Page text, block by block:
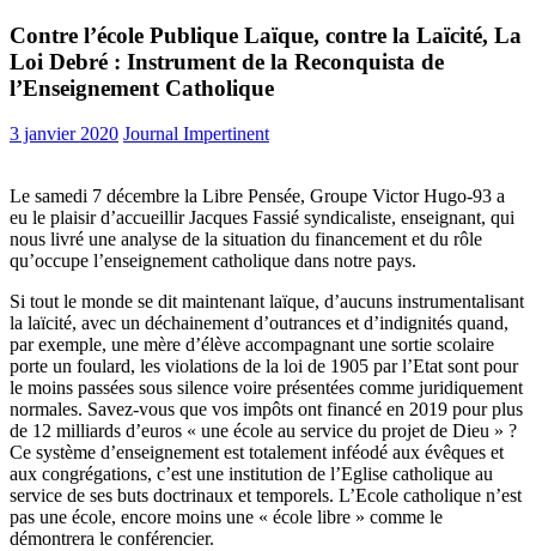
Contre l’école Publique Laïque, contre la Laïcité, La
Loi Debré : Instrument de la Reconquista de
l’Enseignement Catholique
3 janvier 2020 Journal Impertinent
Le samedi 7 décembre la Libre Pensée, Groupe Victor Hugo-93 a
eu le plaisir d’accueillir Jacques Fassié syndicaliste, enseignant, qui
nous livré une analyse de la situation du financement et du rôle
qu’occupe l’enseignement catholique dans notre pays.
Si tout le monde se dit maintenant laïque, d’aucuns instrumentalisant
la laïcité, avec un déchainement d’outrances et d’indignités quand,
par exemple, une mère d’élève accompagnant une sortie scolaire
porte un foulard, les violations de la loi de 1905 par l’Etat sont pour
le moins passées sous silence voire présentées comme juridiquement
normales. Savez-vous que vos impôts ont financé en 2019 pour plus
de 12 milliards d’euros « une école au service du projet de Dieu » ?
Ce système d’enseignement est totalement inféodé aux évêques et
aux congrégations, c’est une institution de l’Eglise catholique au
service de ses buts doctrinaux et temporels. L’Ecole catholique n’est
pas une école, encore moins une « école libre » comme le
démontrera le conférencier.